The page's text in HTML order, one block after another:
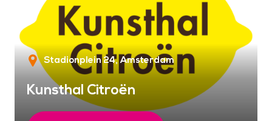
Stadionplein 24 Amsterdam
Kunsthal Citroën